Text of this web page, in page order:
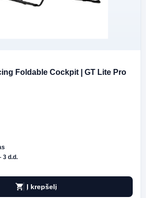
Foldable Cockpit | GT Lite Pro
3 d.d.
shopping_cart Į krepšelį